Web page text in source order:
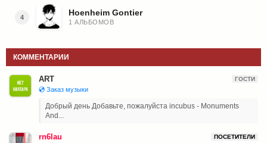
4 Hoenheim Gontier
1 АЛЬБОМОВ
КОММЕНТАРИИ
ART ГОСТИ
💿 Заказ музыки
Добрый день Добавьте, пожалуйста incubus - Monuments
And...
rn6lau ПОСЕТИТЕЛИ